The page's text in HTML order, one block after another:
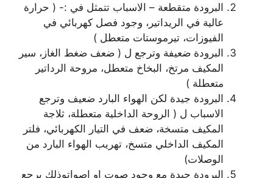
البرودة متقطعة – الاسباب تتمثل في :- ( حرارة
عالية في الريداتير، وجود فصل كهربائي في
الفيوزات، تيرموستات متعطل )
البرودة ضعيفة وترجع ل ( ضعف ضغط الغاز، سير
المكيف مرتخ، البخاخ متعطل، مروحة الرداتير
متعطلة )
البرودة جيدة لكن الهواء البارد ضعيف وترجع
الاسباب ل ( الروحة الداخلية متعطلة، ثلاجة
المكيف متسخة، ضعف في التيار الكهربائي، فلتر
المكيف الداخلي متسخ، تهريب الهواء البارد من
الوصلات)
البرودة جيدة مع وجود صوت او اصواتوذلك يرجع